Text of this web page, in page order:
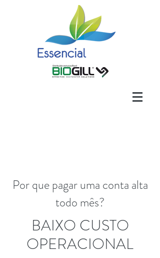
Por que pagar uma conta alta
todo mês?
BAIXO CUSTO
OPERACIONAL